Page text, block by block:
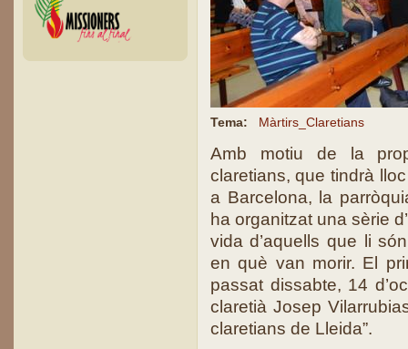
Tema: Màrtirs_Claretians
Amb motiu de la
claretians, que tindrà
a Barcelona, la
ha organitzat una sèrie
vida d’aquells que li
en què van morir. El
passat dissabte, 14
claretià Josep
claretians de Lleida”.